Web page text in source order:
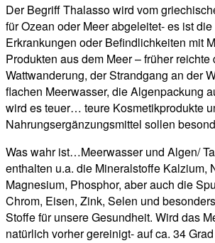
Der Begriff Thalasso wird vom
für Ozean oder Meer abgeleitet- es ist
Erkrankungen oder Befindlichkeiten mit
Produkten aus dem Meer – früher reichte
Wattwanderung, der Strandgang an der
flachen Meerwasser, die Algenpackung
wird es teuer… teure Kosmetikprodukte
Nahrungsergänzungsmittel sollen
Was wahr ist…Meerwasser und Algen/
enthalten u.a. die Mineralstoffe Kalzium,
Magnesium, Phosphor, aber auch die
Chrom, Eisen, Zink, Selen und
Stoffe für unsere Gesundheit. Wird das
natürlich vorher gereinigt- auf ca. 34